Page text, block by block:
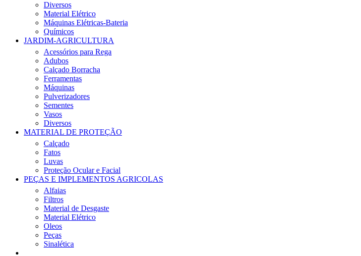
Diversos
Material Elétrico
Máquinas Elétricas-Bateria
Químicos
JARDIM-AGRICULTURA
Acessórios para Rega
Adubos
Calçado Borracha
Ferramentas
Máquinas
Pulverizadores
Sementes
Vasos
Diversos
MATERIAL DE PROTEÇÃO
Calçado
Fatos
Luvas
Proteção Ocular e Facial
PEÇAS E IMPLEMENTOS AGRICOLAS
Alfaias
Filtros
Material de Desgaste
Material Elétrico
Oleos
Peças
Sinalética